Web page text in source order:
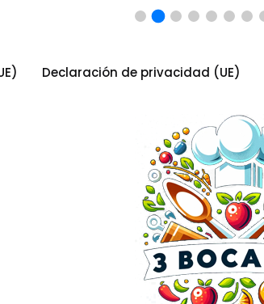
Declaración de privacidad (UE)